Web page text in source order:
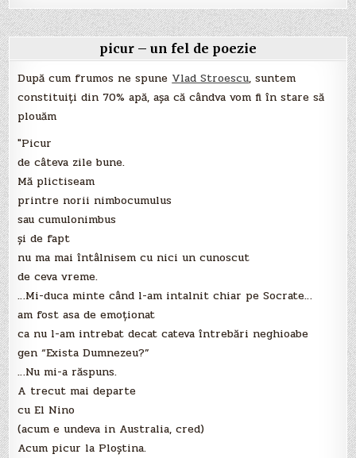
picur – un fel de poezie
După cum frumos ne spuneVlad Stroescu, suntem
constituiți din 70% apă, așa că cândva vom fi în stare să
plouăm
"Picur
de câteva zile bune.
Mă plictiseam
printre norii nimbocumulus
sau cumulonimbus
şi de fapt
nu ma mai întâlnisem cu nici un cunoscut
de ceva vreme.
…Mi-duca minte când l-am intalnit chiar pe Socrate…
am fost asa de emoţionat
ca nu l-am intrebat decat cateva întrebări neghioabe
gen “Exista Dumnezeu?”
…Nu mi-a răspuns.
A trecut mai departe
cu El Nino
(acum e undeva in Australia, cred)
Acum picur la Ploştina.